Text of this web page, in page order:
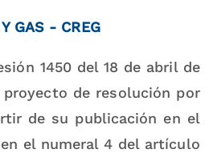
GAS - CREG
1450 del 18 de abril de
de resolución por
de su publicación en el
el numeral 4 del artículo